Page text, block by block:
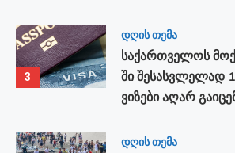
3
დღის თემა
საქართველოს
ში შესასვლელად
ვიზები აღარ
დღის თემა